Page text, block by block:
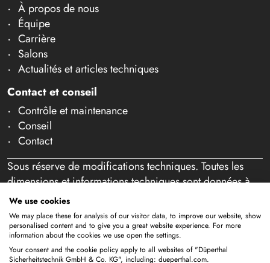
À propos de nous
Équipe
Carrière
Salons
Actualités et articles techniques
Contact et conseil
Contrôle et maintenance
Conseil
Contact
Sous réserve de modifications techniques. Toutes les
dimensions et informations techniques sont données à
titre indicatif. Sous réserve d'erreurs et de fautes de
frappe. Notre offre s'adresse exclusivement aux
professionnels au sens de l'article 14 BGB. Aucune vente
aux particuliers n'a lieu. En utilisant ce site Web et en
passant éventuellement commande, vous confirmez agir
We use cookies
We may place these for analysis of our visitor data, to improve our website, show
personalised content and to give you a great website experience. For more
information about the cookies we use open the settings.
Your consent and the cookie policy apply to all websites of "Düperthal
Sicherheitstechnik GmbH & Co. KG", including: dueperthal.com.